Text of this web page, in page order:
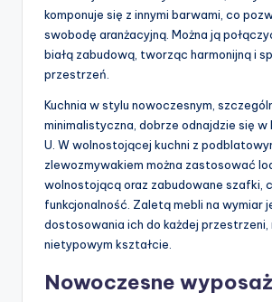
komponuje się z innymi barwami, co
swobodę aranżacyjną. Można ją
białą zabudową, tworząc harmonijną i
przestrzeń.
Kuchnia w stylu nowoczesnym,
minimalistyczna, dobrze odnajdzie się
U. W wolnostojącej kuchni z
zlewozmywakiem można zastosować
wolnostojącą oraz zabudowane szafki,
funkcjonalność. Zaletą mebli na wymiar
dostosowania ich do każdej
nietypowym kształcie.
Nowoczesne